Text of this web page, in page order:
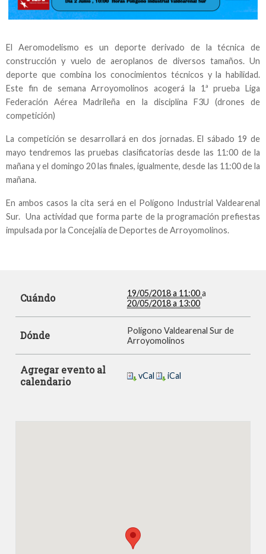
El Aeromodelismo es un deporte derivado de la técnica de
construcción y vuelo de aeroplanos de diversos tamaños. Un
deporte que combina los conocimientos técnicos y la habilidad.
Este fin de semana Arroyomolinos acogerá la 1ª prueba Liga
Federación Aérea Madrileña en la disciplina F3U (drones de
competición)
La competición se desarrollará en dos jornadas. El sábado 19 de
mayo tendremos las pruebas clasificatorias desde las 11:00 de la
mañana y el domingo 20 las finales, igualmente, desde las 11:00 de la
mañana.
En ambos casos la cita será en el Polígono Industrial Valdearenal
Sur. Una actividad que forma parte de la programación prefiestas
impulsada por la Concejalía de Deportes de Arroyomolinos.
Cuándo 19/05/2018 a 11:00a
20/05/2018 a 13:00
Dónde
Polígono Valdearenal Sur de
Arroyomolinos
Agregar evento al
calendario
vCal iCal